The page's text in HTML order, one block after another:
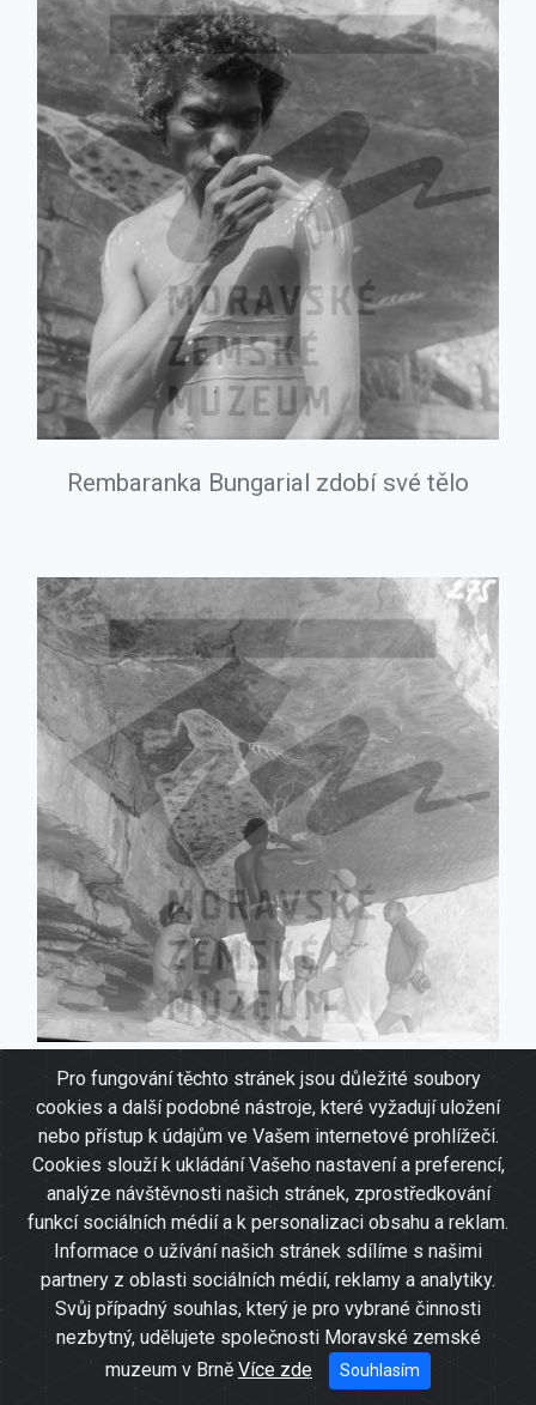
Pro fungování těchto stránek jsou důležité soubory
cookies a další podobné nástroje, které vyžadují uložení
nebo přístup k údajům ve Vašem internetové prohlížeči.
Cookies slouží k ukládání Vašeho nastavení a preferencí,
analýze návštěvnosti našich stránek, zprostředkování
funkcí sociálních médií a k personalizaci obsahu a reklam.
Informace o užívání našich stránek sdílíme s našimi
partnery z oblasti sociálních médií, reklamy a analytiky.
Svůj případný souhlas, který je pro vybrané činnosti
nezbytný, udělujete společnosti Moravské zemské
muzeum v Brně Více zde Souhlasím
Rembaranka Bungarial zdobí své tělo
Členové expedice si nechávají vysvětlit
význam Mandargovy malby ducha
Burlunga